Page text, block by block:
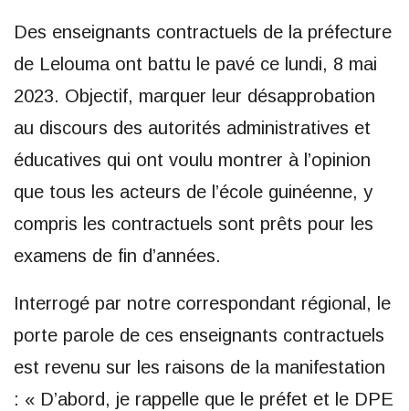
Des enseignants contractuels de la préfecture
de Lelouma ont battu le pavé ce lundi, 8 mai
2023. Objectif, marquer leur désapprobation
au discours des autorités administratives et
éducatives qui ont voulu montrer à l’opinion
que tous les acteurs de l’école guinéenne, y
compris les contractuels sont prêts pour les
examens de fin d’années.
Interrogé par notre correspondant régional, le
porte parole de ces enseignants contractuels
est revenu sur les raisons de la manifestation
: « D’abord, je rappelle que le préfet et le DPE